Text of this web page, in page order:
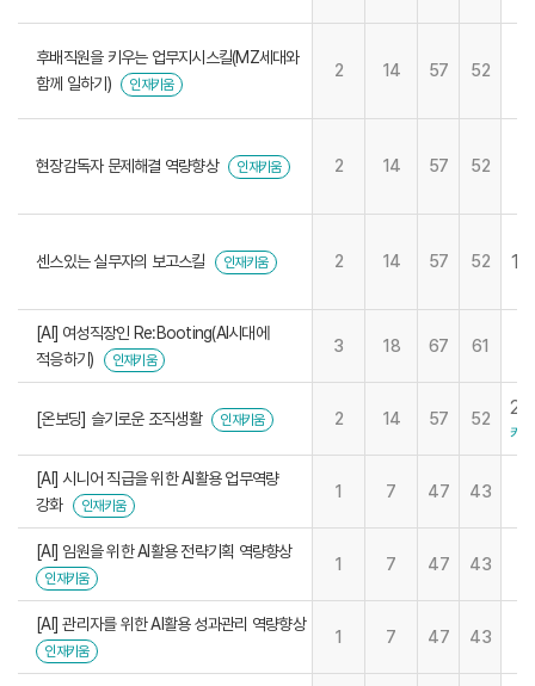
후배직원을 키우는 업무지시스킬(MZ세대와
함께 일하기)
인재키움
2 14 57 52
현장감독자 문제해결 역량향상 인재키움 2 14 57 52
센스있는 실무자의 보고스킬 인재키움 2 14 57 52 19
[AI] 여성직장인 Re:Booting(AI시대에
적응하기)
인재키움
3 18 67 61
[온보딩] 슬기로운 조직생활 인재키움 2 14 57 52 29
키움
[AI] 시니어 직급을 위한 AI활용 업무역량
강화
인재키움
1 7 47 43
[AI] 임원을 위한 AI활용 전략기획 역량향상
인재키움
1 7 47 43
[AI] 관리자를 위한 AI활용 성과관리 역량향상
인재키움
1 7 47 43